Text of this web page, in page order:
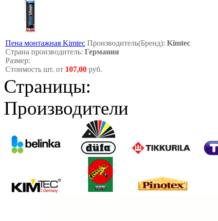
Пена монтажная Kimtec Производитель(Бренд): Kimtec
Страна производитель: Германия
Размер:
Стоимость шт. от 107,00 руб.
Страницы:
Производители